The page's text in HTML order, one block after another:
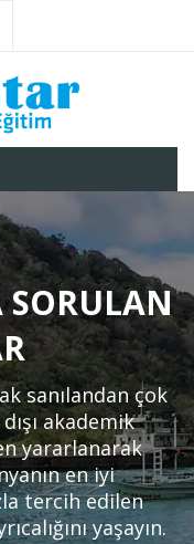
SORULAN
sanılandan çok
akademik
yararlanarak
en iyi
tercih edilen
yaşayın.